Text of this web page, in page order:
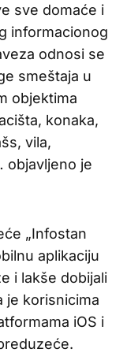
sve domaće i
informacionog
odnosi se
smeštaja u
objektima
konaka,
vila,
objavljeno je
„Infostan
aplikaciju
i lakše dobijali
je korisnicima
iOS i